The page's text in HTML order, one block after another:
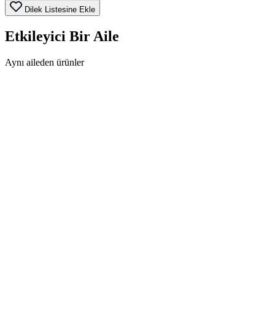
Dilek Listesine Ekle
Etkileyici Bir Aile
Aynı aileden ürünler